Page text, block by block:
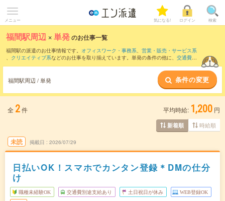
メニュー 気になる! ログイン 検索
福間駅周辺 ×単発のお仕事一覧
福間駅の派遣のお仕事情報です。 オフィスワーク・事務系、 営業・販売・サービス系
、 クリエイティブ系などのお仕事を取り揃えています。単発の条件の他に、 交通費別
福間駅周辺 / 単発 条件の変更
全 2件 平均時給: 1,200 円
新着順 時給順
未読 掲載日 2026/07/29
日払いOK！スマホでカンタン登録＊DMの仕分
け
職種未経験OK 交通費別途支給あり 土日祝日が休み WEB登録OK